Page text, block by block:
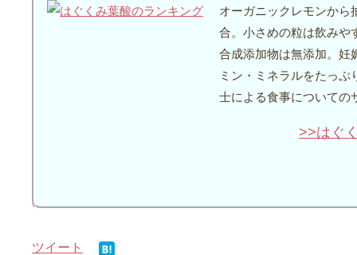
オーガニックレモンから
合。小さめの粒は飲みや
合成添加物は無添加。妊
ミン・ミネラルをたっ
士による食事についての
>>はぐ
ツイート